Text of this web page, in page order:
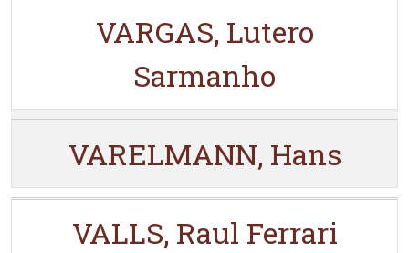
VARGAS, Lutero
Sarmanho
VARELMANN, Hans
VALLS, Raul Ferrari